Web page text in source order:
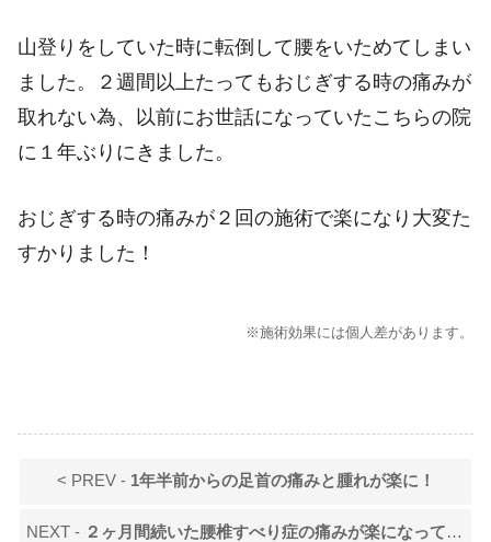
山登りをしていた時に転倒して腰をいためてしまい
ました。２週間以上たってもおじぎする時の痛みが
取れない為、以前にお世話になっていたこちらの院
に１年ぶりにきました。
おじぎする時の痛みが２回の施術で楽になり大変た
すかりました！
※施術効果には個人差があります。
< PREV - 1年半前からの足首の痛みと腫れが楽に！
NEXT - ２ヶ月間続いた腰椎すべり症の痛みが楽になってきました！